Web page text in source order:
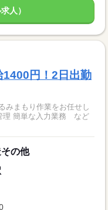
人）
1400円！2日出勤
みまもり作業をお任せし
理 簡単な入力業務 など
の他